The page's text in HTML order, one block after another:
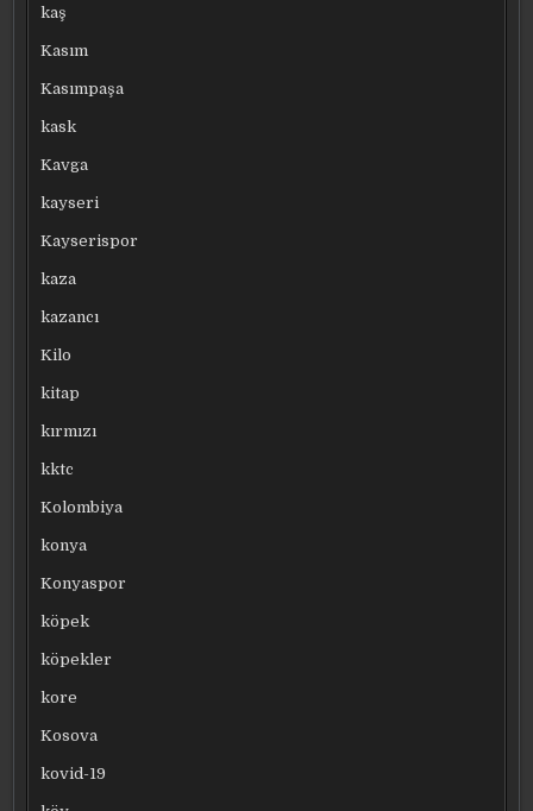
kaş
Kasım
Kasımpaşa
kask
Kavga
kayseri
Kayserispor
kaza
kazancı
Kilo
kitap
kırmızı
kktc
Kolombiya
konya
Konyaspor
köpek
köpekler
kore
Kosova
kovid-19